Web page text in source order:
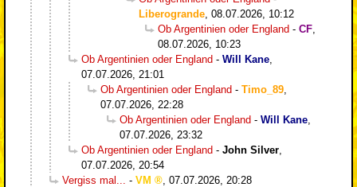
Liberogrande 08.07.2026, 10:12
Ob Argentinien oder England - CF
08.07.2026, 10:23
Ob Argentinien oder England - Will Kane
07.07.2026, 21:01
Ob Argentinien oder England - Timo_89
07.07.2026, 22:28
Ob Argentinien oder England - Will Kane
07.07.2026, 23:32
Ob Argentinien oder England - John Silver
07.07.2026, 20:54
Vergiss mal...
- VM
07.07.2026, 20:28